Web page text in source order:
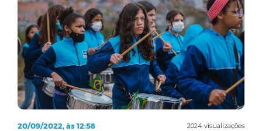
2024 visualizações
20/09/2022, às 12:58